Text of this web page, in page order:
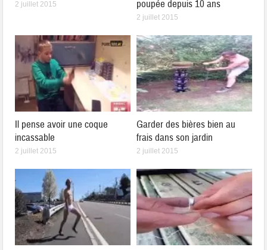
2 juillet 2015
poupée depuis 10 ans
2 juillet 2015
Il pense avoir une coque
incassable
2 juillet 2015
Garder des bières bien au
frais dans son jardin
2 juillet 2015